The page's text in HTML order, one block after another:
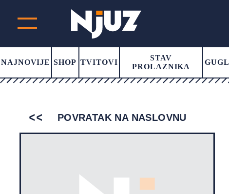
NAJNOVIJE SHOP TVITOVI
STAV
PROLAZNIKA
GUGL
POVRATAK NA NASLOVNU